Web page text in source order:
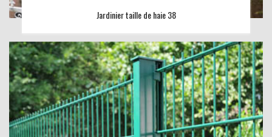
Jardinier taille de haie 38